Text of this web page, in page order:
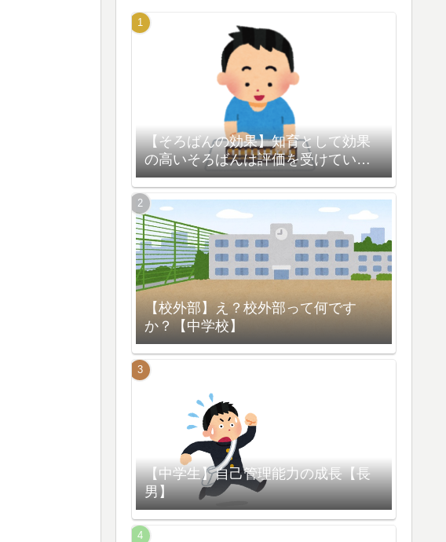
【そろばんの効果】知育として効果
の高いそろばんは評価を受けている
【脳の活性化】
【校外部】え？校外部って何です
か？【中学校】
【中学生】自己管理能力の成長【長
男】